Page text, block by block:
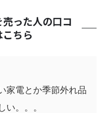
った人の口コ
ちら
家電とか季節外れ品
い。。。